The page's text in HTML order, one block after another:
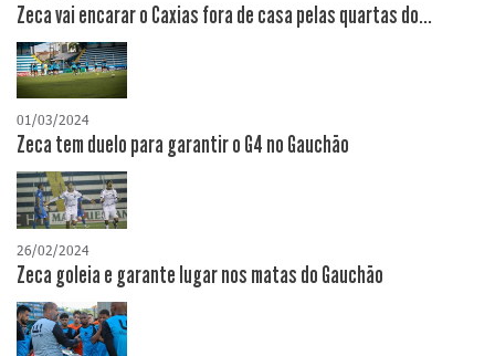
Zeca vai encarar o Caxias fora de casa pelas quartas do...
01/03/2024
Zeca tem duelo para garantir o G4 no Gauchão
26/02/2024
Zeca goleia e garante lugar nos matas do Gauchão